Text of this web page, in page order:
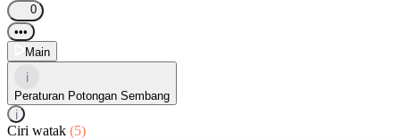
0
•••
Main
i
Peraturan Potongan Sembang
i
Ciri watak (5)